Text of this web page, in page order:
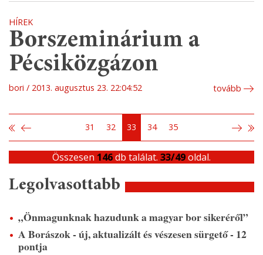
HÍREK
Borszeminárium a
Pécsiközgázon
bori 2013. augusztus 23. 22:04:52 tovább
31 32 33 34 35
Összesen 146db találat. 33/49oldal.
Legolvasottabb
„Önmagunknak hazudunk a magyar bor sikeréről”
A Borászok - új, aktualizált és vészesen sürgető - 12
pontja